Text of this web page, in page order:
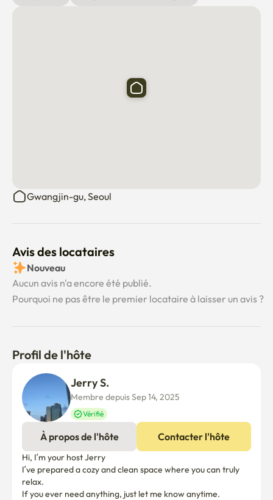
Gwangjin-gu, Seoul
Avis des locataires
Nouveau
Aucun avis n'a encore été publié.
Pourquoi ne pas être le premier locataire à laisser un avis ?
Profil de l'hôte
Jerry S.
Membre depuis Sep 14, 2025
Vérifié
À propos de l'hôte Contacter l'hôte
Hi, I’m your host Jerry
I’ve prepared a cozy and clean space where you can truly
relax.
If you ever need anything, just let me know anytime.